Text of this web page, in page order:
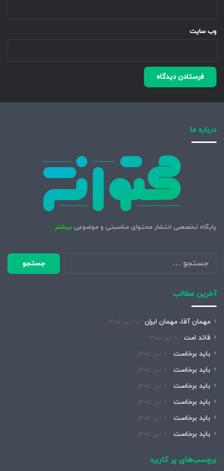
وب‌ سایت
درباره ما
پایگاه تخصصی انتشار محتوای مناسبتی و موضوعی بیشتر
جستجو
برای:
آخرین مطالب
مهمان آقا، مهمان ایران ۱۰ تیر ۱۴۰۵
قائد امت ۸ تیر ۱۴۰۵
باید برخاست ۸ تیر ۱۴۰۵
باید برخاست ۸ تیر ۱۴۰۵
باید برخاست ۸ تیر ۱۴۰۵
باید برخاست ۸ تیر ۱۴۰۵
باید برخاست ۸ تیر ۱۴۰۵
باید برخاست ۸ تیر ۱۴۰۵
برچسب‌های پر کاربرد